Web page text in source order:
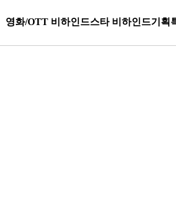
영화/OTT 비하인드스타 비하인드기획